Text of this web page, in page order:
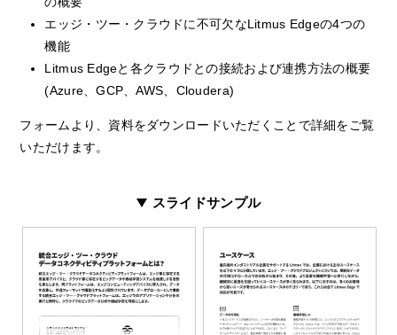
エッジ・ツー・クラウドに不可欠なLitmus Edgeの4つの
機能
Litmus Edgeと各クラウドとの接続および連携方法の概要
(Azure、GCP、AWS、Cloudera)
フォームより、資料をダウンロードいただくことで詳細をご覧
いただけます。
スライドサンプル